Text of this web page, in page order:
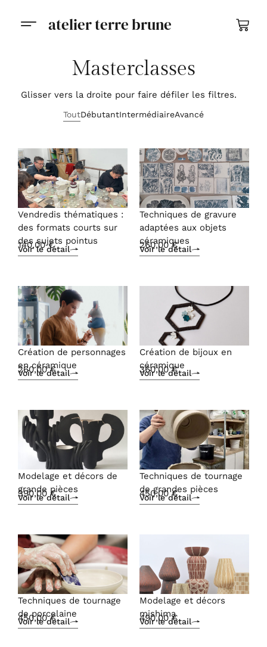
atelier terre brune
Masterclasses
Glisser vers la droite pour faire défiler les filtres.
DébutantIntermédiaireAvancé
Tout
Vendredis thématiques :
des formats courts sur
des sujets pointus
140,00€
Voir le détail
Techniques de gravure
adaptées aux objets
céramiques
260,00€
Voir le détail
Création de personnages
en céramique
260,00€
Voir le détail
Création de bijoux en
céramique
360,00€
Voir le détail
Modelage et décors de
grande pièces
390,00 €
Voir le détail
Techniques de tournage
de grandes pièces
450,00€
Voir le détail
Techniques de tournage
de porcelaine
450,00€
Voir le détail
Modelage et décors
mishima
490,00€
Voir le détail